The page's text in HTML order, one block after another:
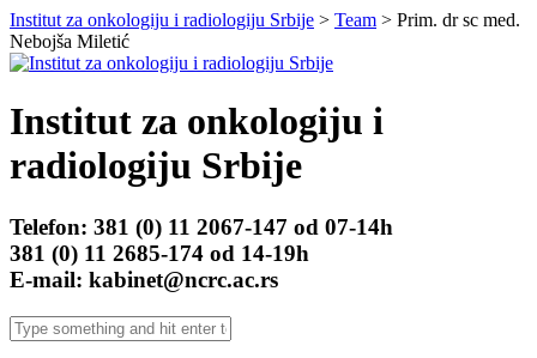
Institut za onkologiju i radiologiju Srbije > Team > Prim. dr sc med.
Nebojša Miletić
Institut za onkologiju i
radiologiju Srbije
Telefon: 381 (0) 11 2067-147 od 07-14h
381 (0) 11 2685-174 od 14-19h
E-mail: kabinet@ncrc.ac.rs